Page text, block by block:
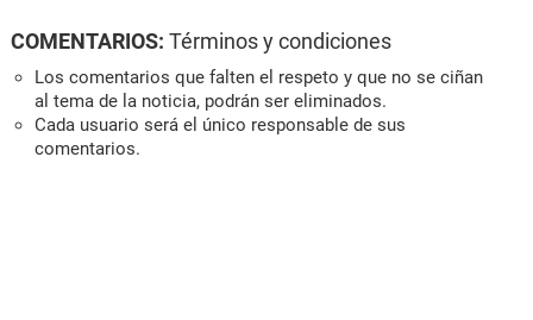
COMENTARIOS: Términos y condiciones
Los comentarios que falten el respeto y que no se ciñan
al tema de la noticia, podrán ser eliminados.
Cada usuario será el único responsable de sus
comentarios.